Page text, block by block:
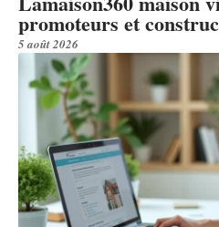
promoteurs et
5 août 2026